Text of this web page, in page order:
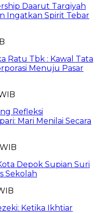
Daarut Tarqiyah
Ingatkan Spirit Tebar
Ratu Tbk : Kawal Tata
Menuju Pasar
Refleksi
Mari Menilai Secara
Depok Supian Suri
Sekolah
Ketika Ikhtiar